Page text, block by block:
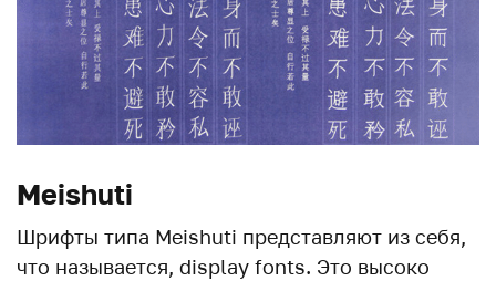
Meishuti
Шрифты типа Meishuti представляют из себя,
что называется, display fonts. Это высоко